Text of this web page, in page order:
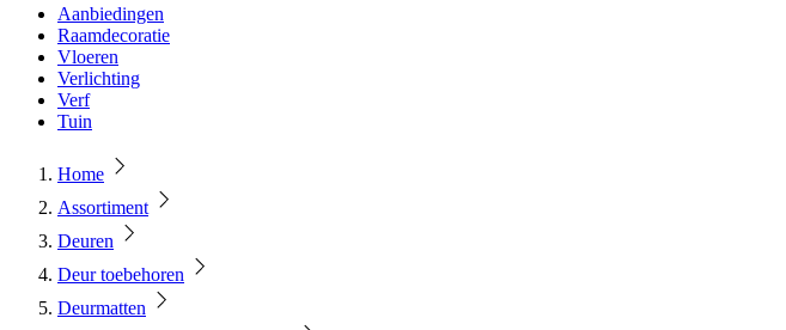
Aanbiedingen
Raamdecoratie
Vloeren
Verlichting
Verf
Tuin
Home
Assortiment
Deuren
Deur toebehoren
Deurmatten